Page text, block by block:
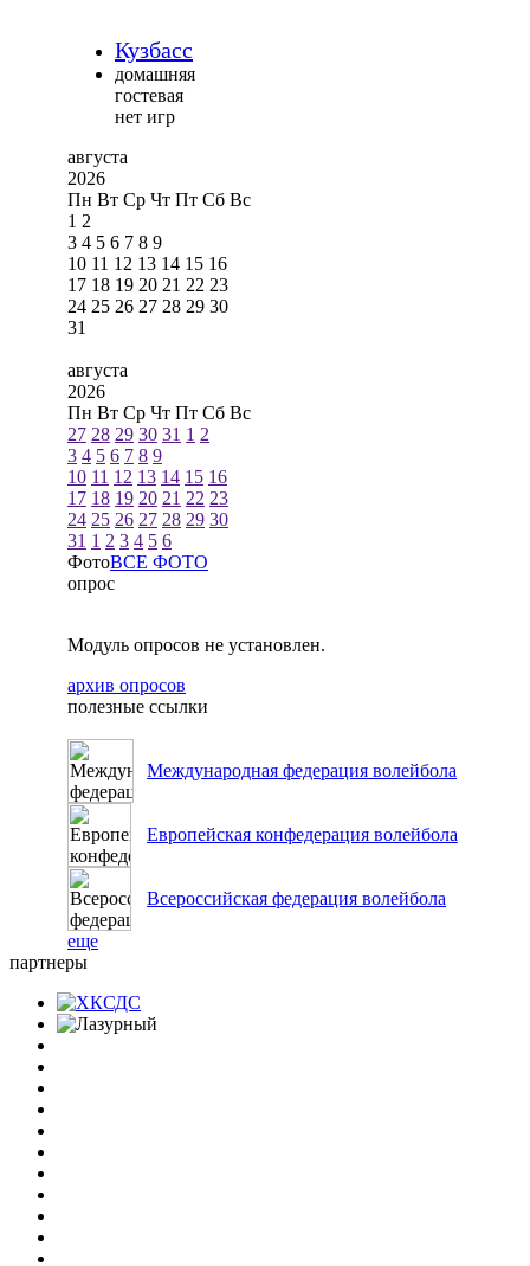
Кузбасс
домашняя
гостевая
нет игр
августа
2026
Пн Вт Ср Чт Пт Сб Вс
1 2
3 4 5 6 7 8 9
10 11 12 13 14 15 16
17 18 19 20 21 22 23
24 25 26 27 28 29 30
31
августа
2026
Пн Вт Ср Чт Пт Сб Вс
27 28 29 30 31 1 2
3 4 5 6 7 8 9
10 11 12 13 14 15 16
17 18 19 20 21 22 23
24 25 26 27 28 29 30
31 1 2 3 4 5 6
ФотоВСЕ ФОТО
опрос
Модуль опросов не установлен.
архив опросов
полезные ссылки
Международная федерация волейбола
Европейская конфедерация волейбола
Всероссийская федерация волейбола
еще
партнеры